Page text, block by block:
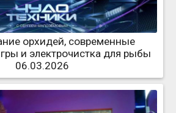
орхидей, современные
и электрочистка для рыбы
06.03.2026